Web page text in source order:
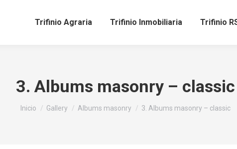
Trifinio Agraria Trifinio Inmobiliaria Trifinio
3. Albums masonry – classic
Estás aquí:
Inicio Gallery Albums masonry 3. Albums masonry – classic